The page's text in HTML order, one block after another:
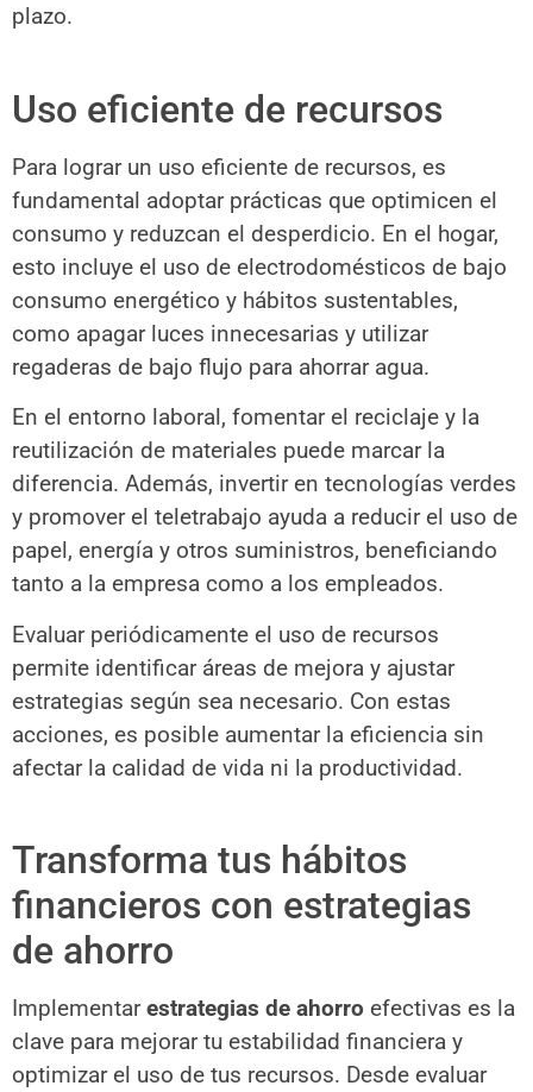
plazo.
Uso eficiente de recursos
Para lograr un uso eficiente de recursos, es
fundamental adoptar prácticas que optimicen el
consumo y reduzcan el desperdicio. En el hogar,
esto incluye el uso de electrodomésticos de bajo
consumo energético y hábitos sustentables,
como apagar luces innecesarias y utilizar
regaderas de bajo flujo para ahorrar agua.
En el entorno laboral, fomentar el reciclaje y la
reutilización de materiales puede marcar la
diferencia. Además, invertir en tecnologías verdes
y promover el teletrabajo ayuda a reducir el uso de
papel, energía y otros suministros, beneficiando
tanto a la empresa como a los empleados.
Evaluar periódicamente el uso de recursos
permite identificar áreas de mejora y ajustar
estrategias según sea necesario. Con estas
acciones, es posible aumentar la eficiencia sin
afectar la calidad de vida ni la productividad.
Transforma tus hábitos
financieros con estrategias
de ahorro
Implementarestrategias de ahorro efectivas es la
clave para mejorar tu estabilidad financiera y
optimizar el uso de tus recursos. Desde evaluar